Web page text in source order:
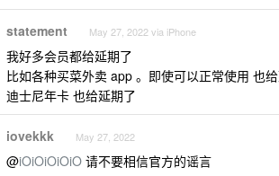
statement May 27, 2022 via iPhone
我好多会员都给延期了
比如各种买菜外卖 app 。即使可以正常使用 也
迪士尼年卡 也给延期了
iovekkk May 27, 2022
@iOiOiOiOiO 请不要相信官方的谣言